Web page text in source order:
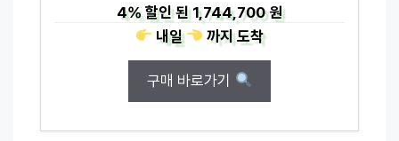
4%할인 된1,744,700 원
내일
까지도착
구매 바로가기